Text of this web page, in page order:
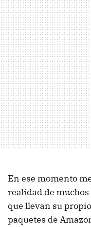
En ese momento
realidad de
que llevan su
paquetes de